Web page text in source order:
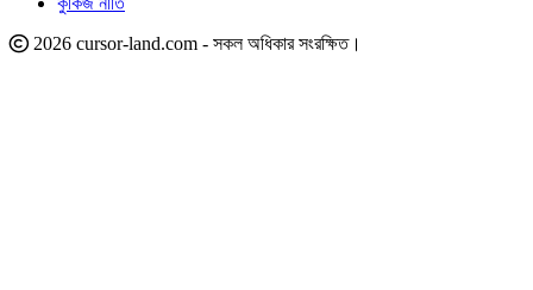
2026 cursor-land.com - সকল অধিকার সংরক্ষিত।